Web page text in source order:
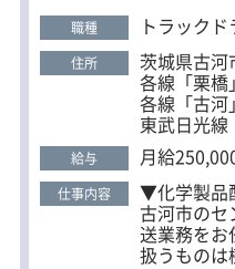
↓
7）24：00
↓
8）3：00
ろし。
↓
9）3：30
ている「SMILE＆
あれば 未経験の方も大
い！ ＜大手ならではの充実した福利厚生＞ 頑張るス
タッフをしっかりと評
厚生が充実しています
彰（5年・10年・15年）
表彰」など、社内での
の祝い金、退職金制度
職種 トラック
住所 茨城県古
各線「栗橋
各線「古河
東武日光
給与 月給
仕事内容 ▼化学製品
古河市の
送業務をお
扱うものは